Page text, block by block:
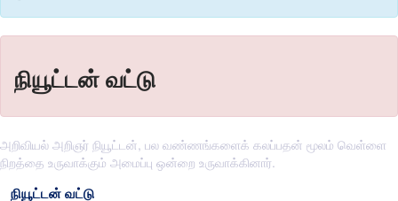
நியூட்டன் வட்டு
அறிவியல் அறிஞர் நியூட்டன், பல வண்ணங்களைக் கலப்பதன் மூலம் வெள்ளை
நிறத்தை உருவாக்கும் அமைப்பு ஒன்றை உருவாக்கினார்.